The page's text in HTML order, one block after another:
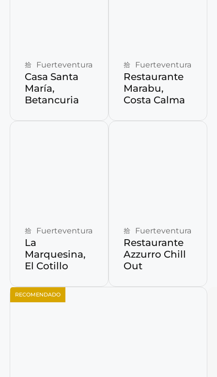
Fuerteventura
Casa Santa
María,
Betancuria
Fuerteventura
Restaurante
Marabu,
Costa Calma
Fuerteventura
La
Marquesina,
El Cotillo
Fuerteventura
Restaurante
Azzurro Chill
Out
RECOMENDADO